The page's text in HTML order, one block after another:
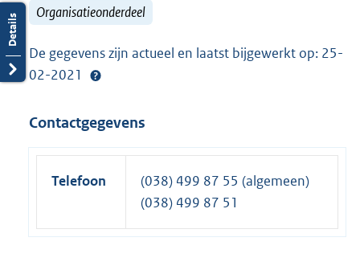
Organisatieonderdeel
De gegevens zijn actueel en laatst bijgewerkt op: 25-
02-2021
Contactgegevens
Telefoon
(038) 499 87 55 (algemeen)
(038) 499 87 51